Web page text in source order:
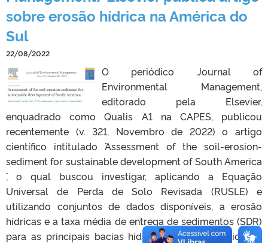
sobre erosão hídrica na América do
Sul
22/08/2022
O periódico Journal of
Environmental Management,
editorado pela Elsevier,
enquadrado como Qualis A1 na CAPES, publicou
recentemente (v. 321, Novembro de 2022) o artigo
científico intitulado ´´Assessment of the soil-erosion-
sediment for sustainable development of South America
´´, o qual buscou investigar, aplicando a Equação
Universal de Perda de Solo Revisada (RUSLE) e
utilizando conjuntos de dados disponíveis, a erosão
hídricas e a taxa média de entrega de sedimentos (SDR)
para as principais bacias hidrográficas da América do